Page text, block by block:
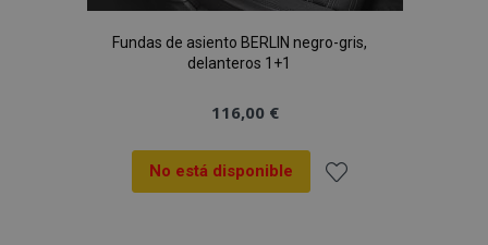
Fundas de asiento BERLIN negro-gris,
delanteros 1+1
116,00 €
No está disponible